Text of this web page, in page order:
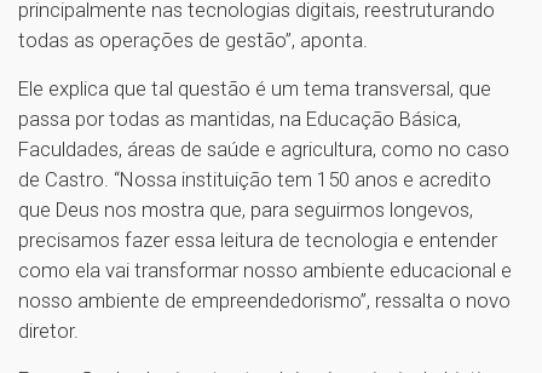
principalmente nas tecnologias digitais, reestruturando
todas as operações de gestão”, aponta.
Ele explica que tal questão é um tema transversal, que
passa por todas as mantidas, na Educação Básica,
Faculdades, áreas de saúde e agricultura, como no caso
de Castro. “Nossa instituição tem 150 anos e acredito
que Deus nos mostra que, para seguirmos longevos,
precisamos fazer essa leitura de tecnologia e entender
como ela vai transformar nosso ambiente educacional e
nosso ambiente de empreendedorismo”, ressalta o novo
diretor.